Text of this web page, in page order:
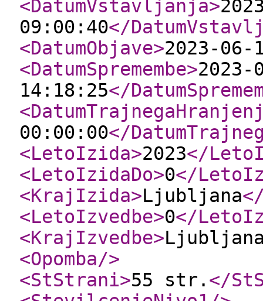
<DatumVstavljanja>
09:00:40</
<DatumObjave>2023-06-
<DatumSpremembe>2023-
14:18:25</
00:00:00</
<LetoIzida>2023</
<LetoIzidaDo>0</
<KrajIzida>Ljubljana
<LetoIzvedbe>0</
<KrajIzvedbe>
<Opomba/>
<StStrani>55 str. </